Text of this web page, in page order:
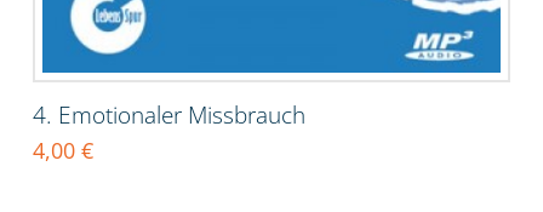
4. Emotionaler Missbrauch
4,00 €